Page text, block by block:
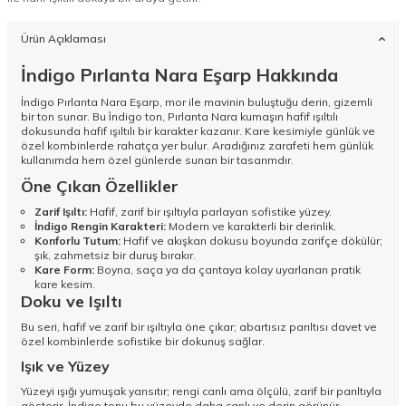
Ürün Açıklaması
İndigo Pırlanta Nara Eşarp Hakkında
İndigo Pırlanta Nara Eşarp, mor ile mavinin buluştuğu derin, gizemli
bir ton sunar. Bu i̇ndigo ton, Pırlanta Nara kumaşın hafif ışıltılı
dokusunda hafif ışıltılı bir karakter kazanır. Kare kesimiyle günlük ve
özel kombinlerde rahatça yer bulur. Aradığınız zarafeti hem günlük
kullanımda hem özel günlerde sunan bir tasarımdır.
Öne Çıkan Özellikler
Zarif Işıltı: Hafif, zarif bir ışıltıyla parlayan sofistike yüzey.
İndigo Rengin Karakteri: Modern ve karakterli bir derinlik.
Konforlu Tutum: Hafif ve akışkan dokusu boyunda zarifçe dökülür;
şık, zahmetsiz bir duruş bırakır.
Kare Form: Boyna, saça ya da çantaya kolay uyarlanan pratik
kare kesim.
Doku ve Işıltı
Bu seri, hafif ve zarif bir ışıltıyla öne çıkar; abartısız parıltısı davet ve
özel kombinlerde sofistike bir dokunuş sağlar.
Işık ve Yüzey
Yüzeyi ışığı yumuşak yansıtır; rengi canlı ama ölçülü, zarif bir parıltıyla